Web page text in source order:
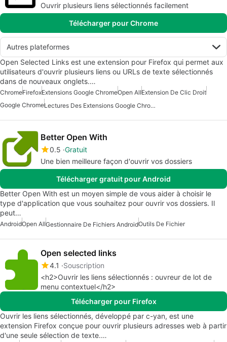
Ouvrir plusieurs liens sélectionnés facilement
Télécharger pour Chrome
Autres plateformes
Open Selected Links est une extension pour Firefox qui permet aux
utilisateurs d'ouvrir plusieurs liens ou URLs de texte sélectionnés
dans de nouveaux onglets.…
ChromeFirefoxExtensions Google ChromeOpen AllExtension De Clic Droit
Google Chrome
Lectures Des Extensions Google Chrome
Better Open With
0.5 Gratuit
Une bien meilleure façon d'ouvrir vos dossiers
Télécharger gratuit pour Android
Better Open With est un moyen simple de vous aider à choisir le
type d'application que vous souhaitez pour ouvrir vos dossiers. Il
peut…
AndroidOpen AllGestionnaire De Fichiers AndroidOutils De Fichier
Open selected links
4.1
Souscription
<h2>Ouvrir les liens sélectionnés : ouvreur de lot de
menu contextuel</h2>
Télécharger pour Firefox
Ouvrir les liens sélectionnés, développé par c-yan, est une
extension Firefox conçue pour ouvrir plusieurs adresses web à partir
d'une seule sélection de texte.…